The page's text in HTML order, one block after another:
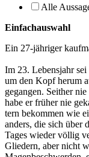
Alle
Einfachauswahl
Ein 27-jähriger
Im 23. Lebensjahr
um den Kopf herum
gegangen. Seither
habe er früher nie
tern bekommen wie
anders, die sich über
Tages wieder völlig
Gliedern, aber nicht